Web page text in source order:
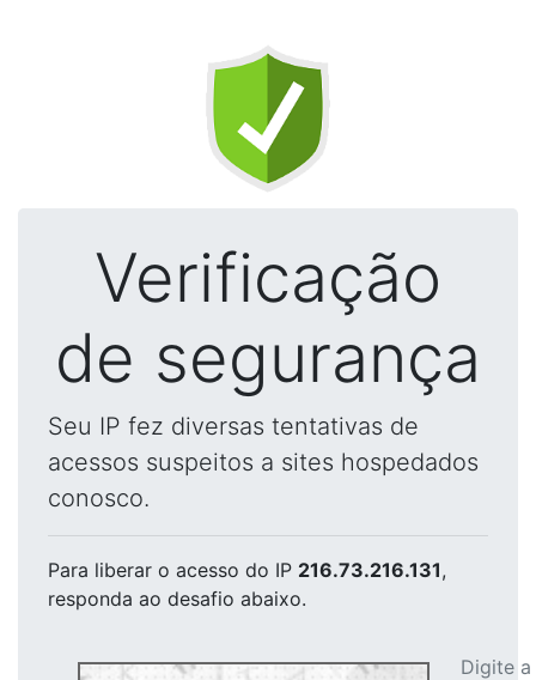
Verificação
de segurança
Seu IP fez diversas tentativas de
acessos suspeitos a sites hospedados
conosco.
Para liberar o acesso do IP 216.73.216.131,
responda ao desafio abaixo.
Digite